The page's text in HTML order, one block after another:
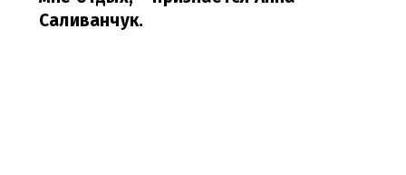
Саливанчук.